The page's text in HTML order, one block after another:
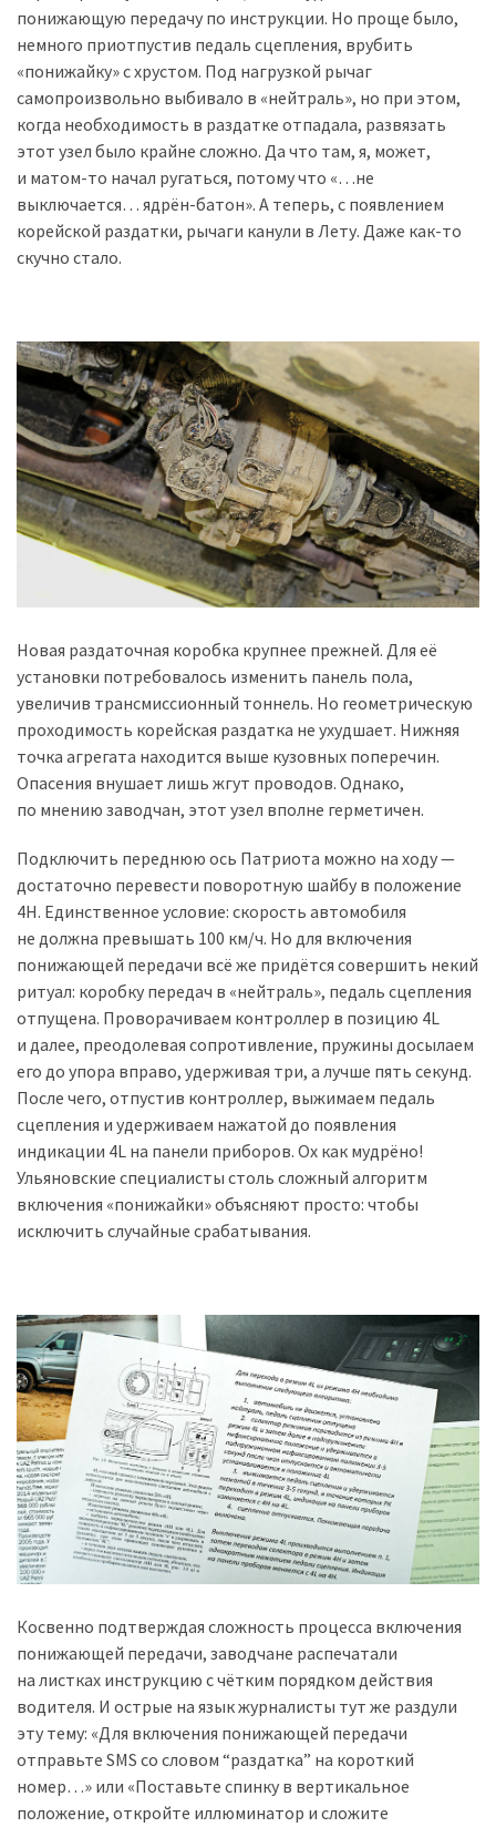
понижающую передачу по инструкции. Но проще было,
немного приотпустив педаль сцепления, врубить
«понижайку» с хрустом. Под нагрузкой рычаг
самопроизвольно выбивало в «нейтраль», но при этом,
когда необходимость в раздатке отпадала, развязать
этот узел было крайне сложно. Да что там, я, может,
и матом-то начал ругаться, потому что «…не
выключается… ядрён-батон». А теперь, с появлением
корейской раздатки, рычаги канули в Лету. Даже как-то
скучно стало.
Новая раздаточная коробка крупнее прежней. Для её
установки потребовалось изменить панель пола,
увеличив трансмиссионный тоннель. Но геометрическую
проходимость корейская раздатка не ухудшает. Нижняя
точка агрегата находится выше кузовных поперечин.
Опасения внушает лишь жгут проводов. Однако,
по мнению заводчан, этот узел вполне герметичен.
Подключить переднюю ось Патриота можно на ходу —
достаточно перевести поворотную шайбу в положение
4Н. Единственное условие: скорость автомобиля
не должна превышать 100 км/ч. Но для включения
понижающей передачи всё же придётся совершить некий
ритуал: коробку передач в «нейтраль», педаль сцепления
отпущена. Проворачиваем контроллер в позицию 4L
и далее, преодолевая сопротивление, пружины досылаем
его до упора вправо, удерживая три, а лучше пять секунд.
После чего, отпустив контроллер, выжимаем педаль
сцепления и удерживаем нажатой до появления
индикации 4L на панели приборов. Ох как мудрёно!
Ульяновские специалисты столь сложный алгоритм
включения «понижайки» объясняют просто: чтобы
исключить случайные срабатывания.
Косвенно подтверждая сложность процесса включения
понижающей передачи, заводчане распечатали
на листках инструкцию с чётким порядком действия
водителя. И острые на язык журналисты тут же раздули
эту тему: «Для включения понижающей передачи
отправьте SMS со словом “раздатка” на короткий
номер…» или «Поставьте спинку в вертикальное
положение, откройте иллюминатор и сложите